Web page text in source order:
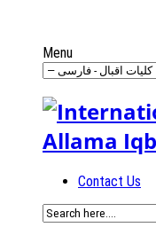
Menu
Contact Us